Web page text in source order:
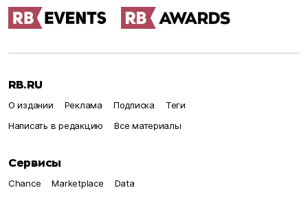
RB.RU
О издании Реклама Подписка
Теги
Написать в редакцию
Все материалы
Сервисы
Chance Marketplace Data